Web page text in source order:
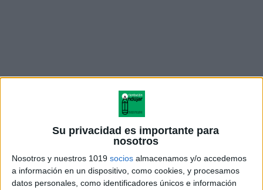
Su privacidad es importante para
nosotros
Nosotros y nuestros 1019 socios almacenamos y/o accedemos
a información en un dispositivo, como cookies, y procesamos
datos personales, como identificadores únicos e información
ÚNETE A NUESTRO GRUPO EXCLUSIVO DE
WHATSAPP